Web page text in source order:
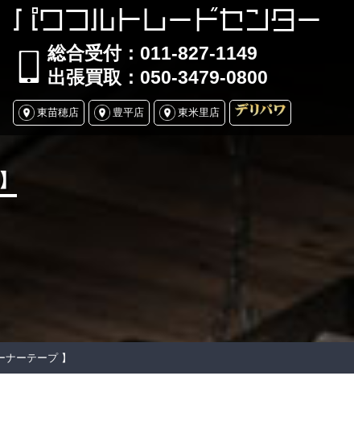
パワフルトレードセンター
総合受付：011-827-1149
出張買取：050-3479-0800
東苗穂店 豊平店 東米里店
ナーテープ 】